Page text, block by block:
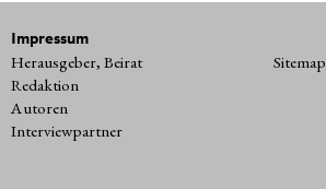
Impressum
Herausgeber, Beirat
Redaktion
Autoren
Interviewpartner
Sitemap